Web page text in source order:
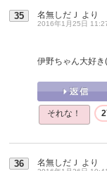
35 名無しだＪ より
2016年1月25日
伊野ちゃん大好
それな！
36 名無しだＪ より